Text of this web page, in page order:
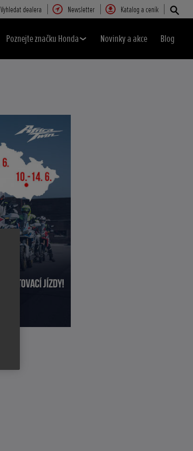
Vyhledat dealera Newsletter Katalog a ceník
Poznejte značku Honda Novinky a akce Blog